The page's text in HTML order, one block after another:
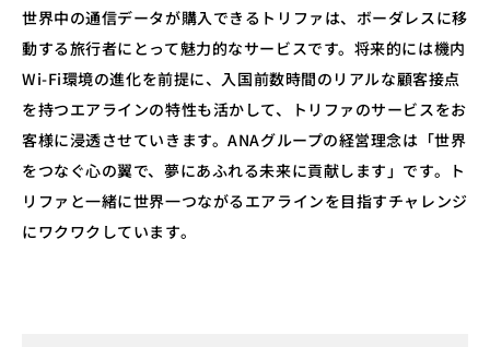
世界中の通信データが購入できるトリファは、ボーダレスに移
動する旅行者にとって魅力的なサービスです。将来的には機内
Wi-Fi環境の進化を前提に、入国前数時間のリアルな顧客接点
を持つエアラインの特性も活かして、トリファのサービスをお
客様に浸透させていきます。ANAグループの経営理念は「世界
をつなぐ心の翼で、夢にあふれる未来に貢献します」です。ト
リファと一緒に世界一つながるエアラインを目指すチャレンジ
にワクワクしています。